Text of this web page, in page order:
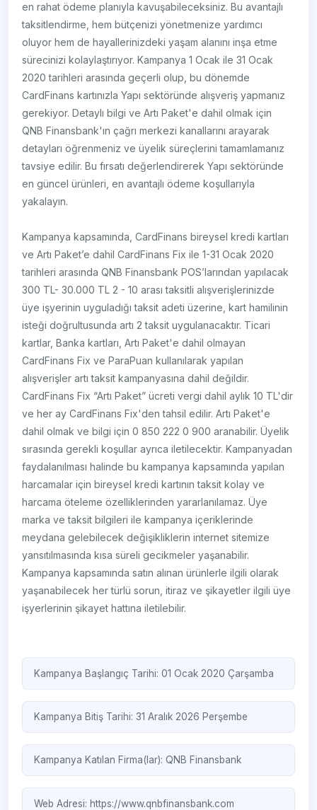
en rahat ödeme planıyla kavuşabileceksiniz. Bu avantajlı
taksitlendirme, hem bütçenizi yönetmenize yardımcı
oluyor hem de hayallerinizdeki yaşam alanını inşa etme
sürecinizi kolaylaştırıyor. Kampanya 1 Ocak ile 31 Ocak
2020 tarihleri arasında geçerli olup, bu dönemde
CardFinans kartınızla Yapı sektöründe alışveriş yapmanız
gerekiyor. Detaylı bilgi ve Artı Paket'e dahil olmak için
QNB Finansbank'ın çağrı merkezi kanallarını arayarak
detayları öğrenmeniz ve üyelik süreçlerini tamamlamanız
tavsiye edilir. Bu fırsatı değerlendirerek Yapı sektöründe
en güncel ürünleri, en avantajlı ödeme koşullarıyla
yakalayın.
Kampanya kapsamında, CardFinans bireysel kredi kartları
ve Artı Paket’e dahil CardFinans Fix ile 1-31 Ocak 2020
tarihleri arasında QNB Finansbank POS’larından yapılacak
300 TL- 30.000 TL 2 - 10 arası taksitli alışverişlerinizde
üye işyerinin uyguladığı taksit adeti üzerine, kart hamilinin
isteği doğrultusunda artı 2 taksit uygulanacaktır. Ticari
kartlar, Banka kartları, Artı Paket'e dahil olmayan
CardFinans Fix ve ParaPuan kullanılarak yapılan
alışverişler artı taksit kampanyasına dahil değildir.
CardFinans Fix “Artı Paket” ücreti vergi dahil aylık 10 TL'dir
ve her ay CardFinans Fix'den tahsil edilir. Artı Paket'e
dahil olmak ve bilgi için 0 850 222 0 900 aranabilir. Üyelik
sırasında gerekli koşullar ayrıca iletilecektir. Kampanyadan
faydalanılması halinde bu kampanya kapsamında yapılan
harcamalar için bireysel kredi kartının taksit kolay ve
harcama öteleme özelliklerinden yararlanılamaz. Üye
marka ve taksit bilgileri ile kampanya içeriklerinde
meydana gelebilecek değişikliklerin internet sitemize
yansıtılmasında kısa süreli gecikmeler yaşanabilir.
Kampanya kapsamında satın alınan ürünlerle ilgili olarak
yaşanabilecek her türlü sorun, itiraz ve şikayetler ilgili üye
işyerlerinin şikayet hattına iletilebilir.
Kampanya Başlangıç Tarihi: 01 Ocak 2020 Çarşamba
Kampanya Bitiş Tarihi: 31 Aralık 2026 Perşembe
Kampanya Katılan Firma(lar):QNB Finansbank
Web Adresi:https://www.qnbfinansbank.com